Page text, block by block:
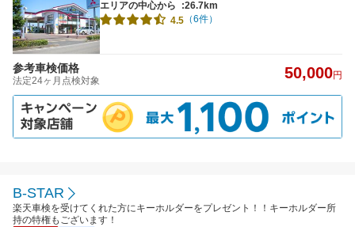
エリアの中心から
:26.7km
4.5 （6件）
参考車検価格
法定24ヶ月点検対象 50,000円
B-STAR
楽天車検を受けてくれた方にキーホルダーをプレゼント！！キーホルダー所
持の特権もございます！